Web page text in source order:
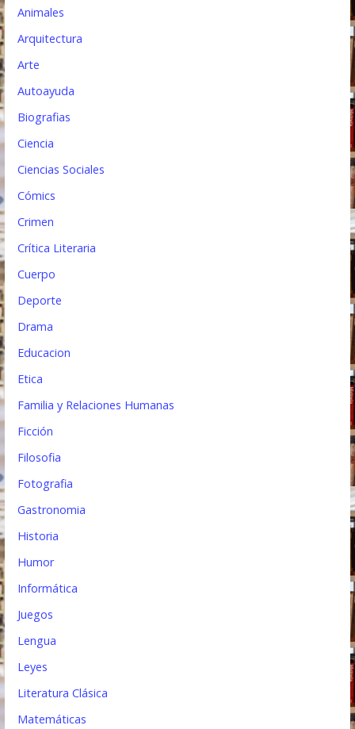
n
d
a
Animales
Arquitectura
Arte
Autoayuda
Biografias
Ciencia
Ciencias Sociales
Cómics
Crimen
Crítica Literaria
Cuerpo
Deporte
Drama
Educacion
Etica
Familia y Relaciones Humanas
Ficción
Filosofia
Fotografia
Gastronomia
Historia
Humor
Informática
Juegos
Lengua
Leyes
Literatura Clásica
Matemáticas